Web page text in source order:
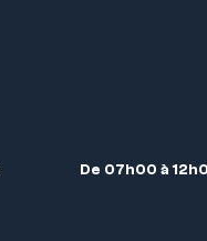
De 07h00 à